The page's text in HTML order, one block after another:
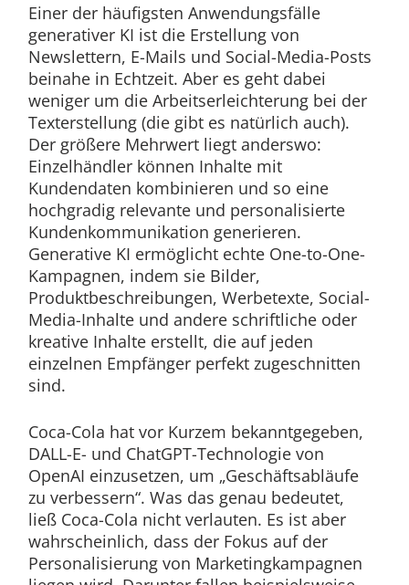
Einer der häufigsten Anwendungsfälle
generativer KI ist die Erstellung von
Newslettern, E-Mails und Social-Media-Posts
beinahe in Echtzeit. Aber es geht dabei
weniger um die Arbeitserleichterung bei der
Texterstellung (die gibt es natürlich auch).
Der größere Mehrwert liegt anderswo:
Einzelhändler können Inhalte mit
Kundendaten kombinieren und so eine
hochgradig relevante und personalisierte
Kundenkommunikation generieren.
Generative KI ermöglicht echte One-to-One-
Kampagnen, indem sie Bilder,
Produktbeschreibungen, Werbetexte, Social-
Media-Inhalte und andere schriftliche oder
kreative Inhalte erstellt, die auf jeden
einzelnen Empfänger perfekt zugeschnitten
sind.
Coca-Cola hat vor Kurzem bekanntgegeben,
DALL-E- und ChatGPT-Technologie von
OpenAI einzusetzen, um „Geschäftsabläufe
zu verbessern“. Was das genau bedeutet,
ließ Coca-Cola nicht verlauten. Es ist aber
wahrscheinlich, dass der Fokus auf der
Personalisierung von Marketingkampagnen